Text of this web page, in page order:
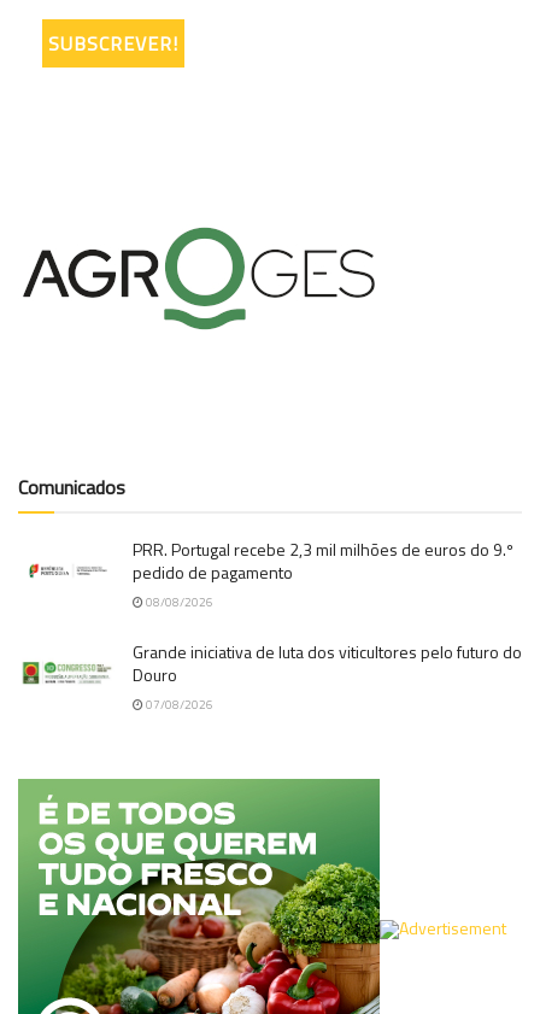
Comunicados
PRR. Portugal recebe 2,3 mil milhões de euros do 9.º
pedido de pagamento
08/08/2026
Grande iniciativa de luta dos viticultores pelo futuro do
Douro
07/08/2026